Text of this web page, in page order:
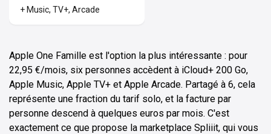
+ Music, TV+, Arcade
Apple One Famille est l'option la plus intéressante : pour
22,95 €/mois, six personnes accèdent à iCloud+ 200 Go,
Apple Music, Apple TV+ et Apple Arcade. Partagé à 6, cela
représente une fraction du tarif solo, et la facture par
personne descend à quelques euros par mois. C'est
exactement ce que propose la marketplace Spliiit, qui vous